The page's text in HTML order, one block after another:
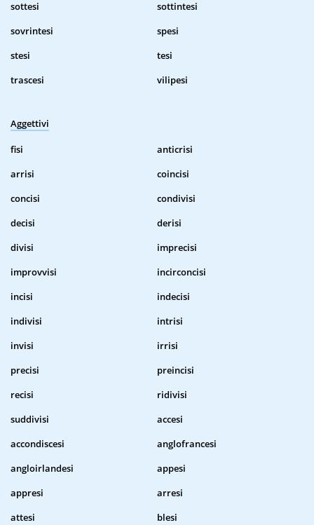
sottesi
sottintesi
sovrintesi
spesi
stesi
tesi
trascesi
vilipesi
Aggettivi
fisi
anticrisi
arrisi
coincisi
concisi
condivisi
decisi
derisi
divisi
imprecisi
improvvisi
incirconcisi
incisi
indecisi
indivisi
intrisi
invisi
irrisi
precisi
preincisi
recisi
ridivisi
suddivisi
accesi
accondiscesi
anglofrancesi
angloirlandesi
appesi
appresi
arresi
attesi
blesi